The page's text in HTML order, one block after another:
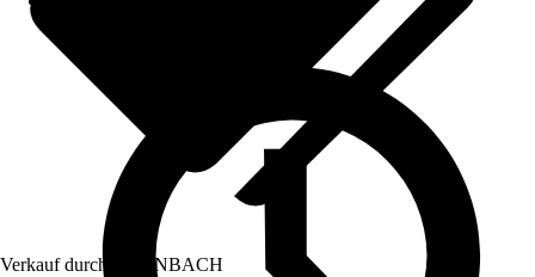
Verkauf durch: HORNBACH